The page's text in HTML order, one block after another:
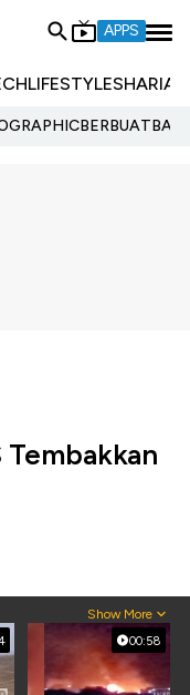
APPS
LIFESTYLESHARIA
Show More
00:58